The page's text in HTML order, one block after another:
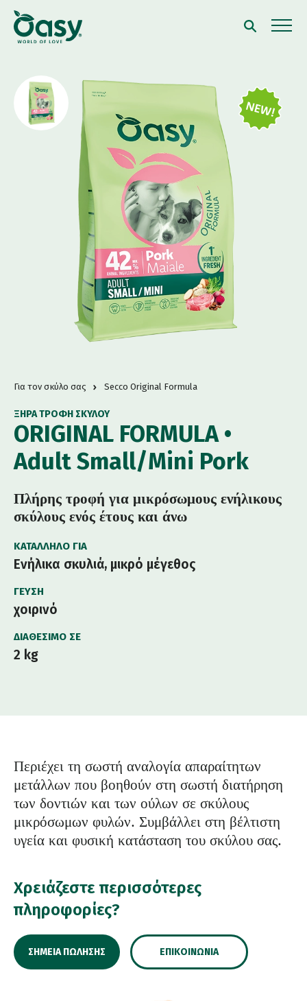
Για τον σκύλο σας Secco Original Formula
ORIGINAL FORMULA •
Adult Small/Mini Pork
ΞΗΡΆ ΤΡΟΦΉ ΣΚΎΛΟΥ
Πλήρης τροφή για μικρόσωμους ενήλικους
σκύλους ενός έτους και άνω
ΚΑΤΆΛΛΗΛΟ ΓΙΑ
Ενήλικα σκυλιά, μικρό μέγεθος
ΓΕΎΣΗ
χοιρινό
ΔΙΑΘΈΣΙΜΟ ΣΕ
2 kg
Περιέχει τη σωστή αναλογία απαραίτητων
μετάλλων που βοηθούν στη σωστή διατήρηση
των δοντιών και των ούλων σε σκύλους
μικρόσωμων φυλών. Συμβάλλει στη βέλτιστη
υγεία και φυσική κατάσταση του σκύλου σας.
Χρειάζεστε περισσότερες
πληροφορίες?
ΣΗΜΕΊΑ ΠΏΛΗΣΗΣ ΕΠΙΚΟΙΝΩΝΊΑ